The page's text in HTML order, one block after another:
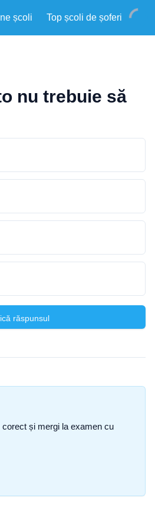
școli Top școli de șoferi
nu trebuie să
răspunsul
și mergi la examen cu